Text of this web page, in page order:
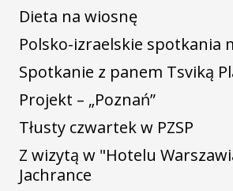
Dieta na wiosnę
Polsko-izraelskie spotkania
Spotkanie z panem Tsviką
Projekt – „Poznań”
Tłusty czwartek w PZSP
Z wizytą w "Hotelu
Jachrance